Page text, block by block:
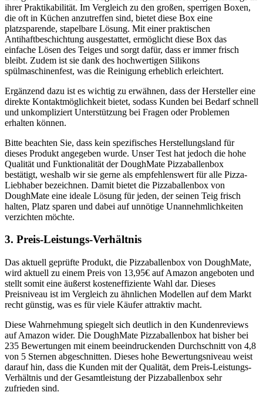
ihrer Praktikabilität. Im Vergleich zu den großen, sperrigen Boxen,
die oft in Küchen anzutreffen sind, bietet diese Box eine
platzsparende, stapelbare Lösung. Mit einer praktischen
Antihaftbeschichtung ausgestattet, ermöglicht diese Box das
einfache Lösen des Teiges und sorgt dafür, dass er immer frisch
bleibt. Zudem ist sie dank des hochwertigen Silikons
spülmaschinenfest, was die Reinigung erheblich erleichtert.
Ergänzend dazu ist es wichtig zu erwähnen, dass der Hersteller eine
direkte Kontaktmöglichkeit bietet, sodass Kunden bei Bedarf schnell
und unkompliziert Unterstützung bei Fragen oder Problemen
erhalten können.
Bitte beachten Sie, dass kein spezifisches Herstellungsland für
dieses Produkt angegeben wurde. Unser Test hat jedoch die hohe
Qualität und Funktionalität der DoughMate Pizzaballenbox
bestätigt, weshalb wir sie gerne als empfehlenswert für alle Pizza-
Liebhaber bezeichnen. Damit bietet die Pizzaballenbox von
DoughMate eine ideale Lösung für jeden, der seinen Teig frisch
halten, Platz sparen und dabei auf unnötige Unannehmlichkeiten
verzichten möchte.
3. Preis-Leistungs-Verhältnis
Das aktuell geprüfte Produkt, die Pizzaballenbox von DoughMate,
wird aktuell zu einem Preis von 13,95€ auf Amazon angeboten und
stellt somit eine äußerst kosteneffiziente Wahl dar. Dieses
Preisniveau ist im Vergleich zu ähnlichen Modellen auf dem Markt
recht günstig, was es für viele Käufer attraktiv macht.
Diese Wahrnehmung spiegelt sich deutlich in den Kundenreviews
auf Amazon wider. Die DoughMate Pizzaballenbox hat bisher bei
235 Bewertungen mit einem beeindruckenden Durchschnitt von 4,8
von 5 Sternen abgeschnitten. Dieses hohe Bewertungsniveau weist
darauf hin, dass die Kunden mit der Qualität, dem Preis-Leistungs-
Verhältnis und der Gesamtleistung der Pizzaballenbox sehr
zufrieden sind.